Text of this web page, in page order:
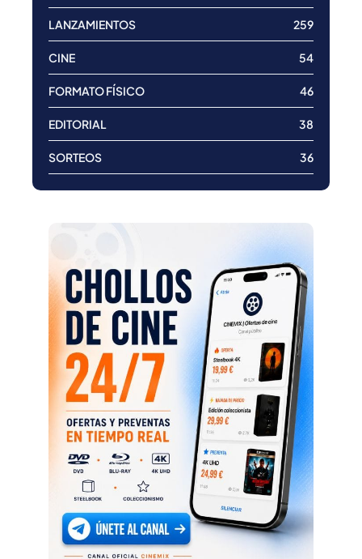
LANZAMIENTOS 259
CINE 54
FORMATO FÍSICO 46
EDITORIAL 38
SORTEOS 36